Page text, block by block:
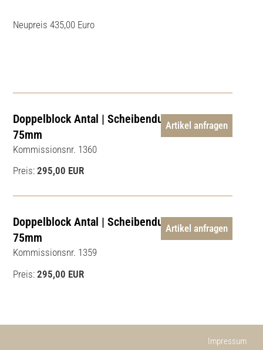
Neupreis 435,00 Euro
Doppelblock Antal | Scheibendurchmesser
75mm
Kommissionsnr. 1360
Preis:295,00 EUR
Artikel anfragen
Doppelblock Antal | Scheibendurchmesser
75mm
Kommissionsnr. 1359
Preis:295,00 EUR
Artikel anfragen
Impressum